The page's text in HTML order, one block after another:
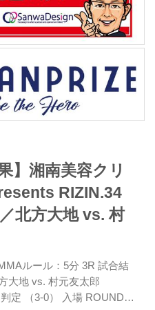
】湘南美容クリ
RIZIN.34
北方大地 vs. 村
ルール：5分 3R 試合結
大地 vs. 村元友太郎
判定 （3-0） 入場 ROUND 1